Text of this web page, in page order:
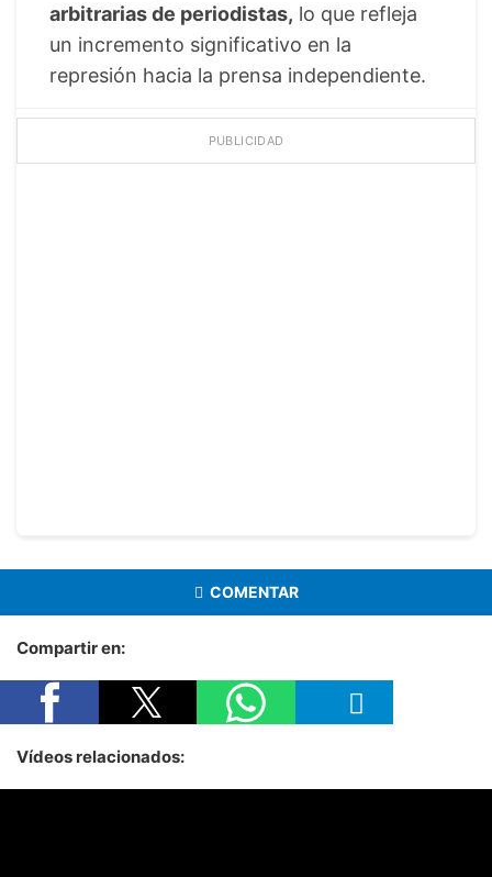
arbitrarias de periodistas, lo que refleja
un incremento significativo en la
represión hacia la prensa independiente.
PUBLICIDAD
COMENTAR
Compartir en:
Vídeos relacionados: